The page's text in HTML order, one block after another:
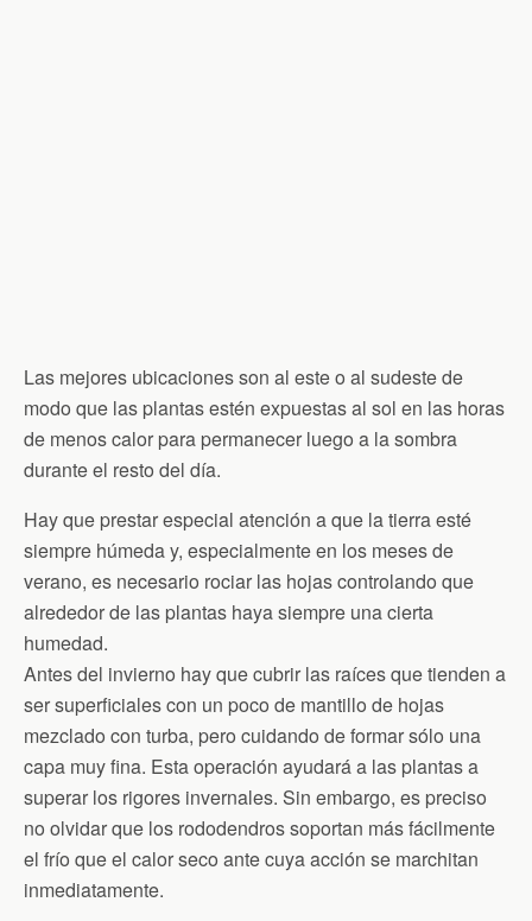
Las mejores ubicaciones son al este o al sudeste de
modo que las plantas estén expuestas al sol en las horas
de menos calor para permanecer luego a la sombra
durante el resto del día.
Hay que prestar especial atención a que la tierra esté
siempre húmeda y, especialmente en los meses de
verano, es necesario rociar las hojas controlando que
alrededor de las plantas haya siempre una cierta
humedad.
Antes del invierno hay que cubrir las raíces que tienden a
ser superficiales con un poco de mantillo de hojas
mezclado con turba, pero cuidando de formar sólo una
capa muy fina. Esta operación ayudará a las plantas a
superar los rigores invernales. Sin embargo, es preciso
no olvidar que los rododendros soportan más fácilmente
el frío que el calor seco ante cuya acción se marchitan
inmediatamente.